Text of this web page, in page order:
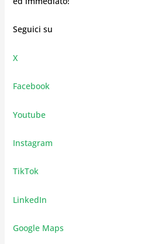
Seguici su
X
Facebook
Youtube
Instagram
TikTok
LinkedIn
Google Maps